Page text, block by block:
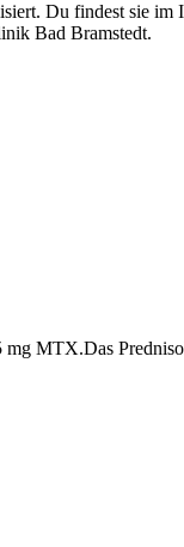
Du findest sie im
Bad Bramstedt.
MTX.Das